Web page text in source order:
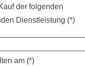
der folgenden
Dienstleistung (*)
am (*)